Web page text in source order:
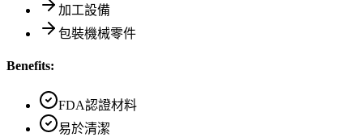
加工設備
包裝機械零件
Benefits:
FDA認證材料
易於清潔